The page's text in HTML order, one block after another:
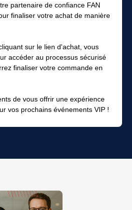
partenaire de confiance FAN
finaliser votre achat de manière
sur le lien d'achat, vous
accéder au processus sécurisé
finaliser votre commande en
de vous offrir une expérience
vos prochains événements VIP !